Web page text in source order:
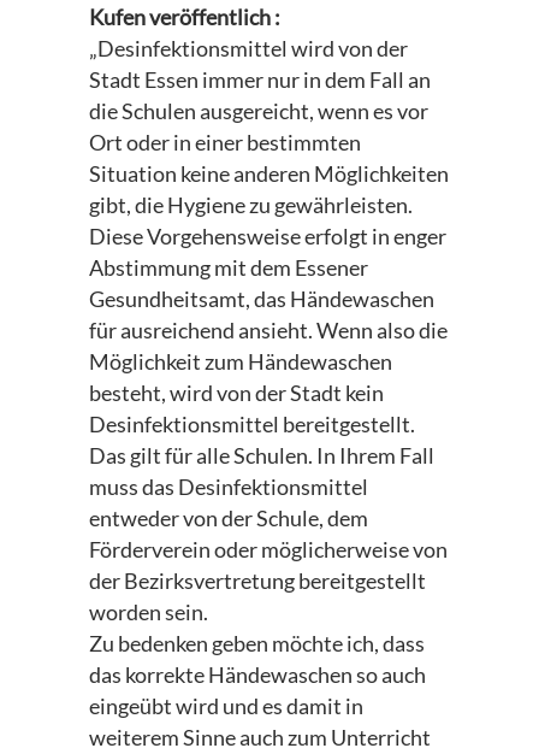
Kufen veröffentlich :
„Desinfektionsmittel wird von der
Stadt Essen immer nur in dem Fall an
die Schulen ausgereicht, wenn es vor
Ort oder in einer bestimmten
Situation keine anderen Möglichkeiten
gibt, die Hygiene zu gewährleisten.
Diese Vorgehensweise erfolgt in enger
Abstimmung mit dem Essener
Gesundheitsamt, das Händewaschen
für ausreichend ansieht. Wenn also die
Möglichkeit zum Händewaschen
besteht, wird von der Stadt kein
Desinfektionsmittel bereitgestellt.
Das gilt für alle Schulen. In Ihrem Fall
muss das Desinfektionsmittel
entweder von der Schule, dem
Förderverein oder möglicherweise von
der Bezirksvertretung bereitgestellt
worden sein.
Zu bedenken geben möchte ich, dass
das korrekte Händewaschen so auch
eingeübt wird und es damit in
weiterem Sinne auch zum Unterricht